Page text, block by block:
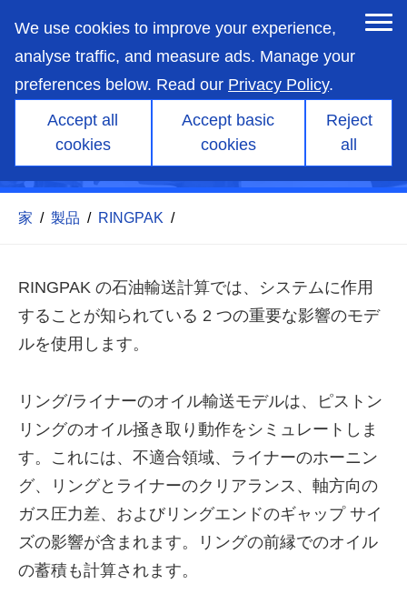
We use cookies to improve your experience,
analyse traffic, and measure ads. Manage your
preferences below. Read our Privacy Policy.
Accept all
cookies
Accept basic
cookies
Reject
all
main
content
RINGPAK - 石油と輸送の消費
家 / 製品 / RINGPAK /
RINGPAK の石油輸送計算では、システムに作用
することが知られている 2 つの重要な影響のモデ
ルを使用します。
リング/ライナーのオイル輸送モデルは、ピストン
リングのオイル掻き取り動作をシミュレートしま
す。これには、不適合領域、ライナーのホーニン
グ、リングとライナーのクリアランス、軸方向の
ガス圧力差、およびリングエンドのギャップ サイ
ズの影響が含まれます。リングの前縁でのオイル
の蓄積も計算されます。